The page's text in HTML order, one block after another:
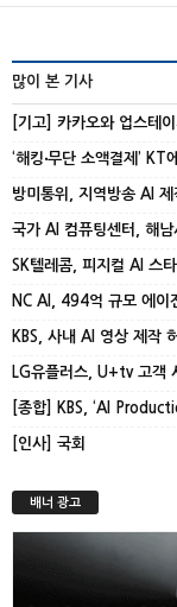
많이 본 기사
[기고] 카카오와 업스테
‘해킹‧무단 소액결제’
방미통위, 지역방송 AI
국가 AI 컴퓨팅센터, 해
SK텔레콤, 피지컬 AI 스
NC AI, 494억 규모 에이
KBS, 사내 AI 영상 제작
LG유플러스, U+tv 고객
[종합] KBS, ‘AI
[인사] 국회
배너 광고